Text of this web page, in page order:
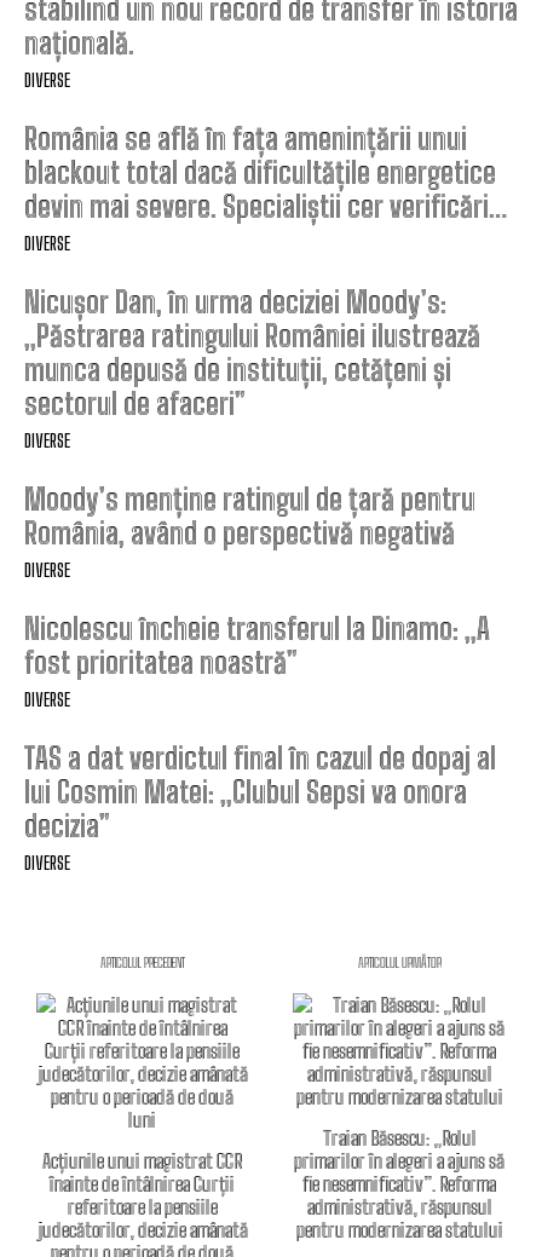
stabilind un nou record de transfer în istoria
națională.
DIVERSE
România se află în fața amenințării unui
blackout total dacă dificultățile energetice
devin mai severe. Specialiștii cer verificări…
DIVERSE
Nicușor Dan, în urma deciziei Moody’s:
„Păstrarea ratingului României ilustrează
munca depusă de instituții, cetățeni și
sectorul de afaceri”
DIVERSE
Moody’s menține ratingul de țară pentru
România, având o perspectivă negativă
DIVERSE
Nicolescu încheie transferul la Dinamo: „A
fost prioritatea noastră”
DIVERSE
TAS a dat verdictul final în cazul de dopaj al
lui Cosmin Matei: „Clubul Sepsi va onora
decizia”
DIVERSE
ARTICOLUL PRECEDENT
Acțiunile unui magistrat CCR
înainte de întâlnirea Curții
referitoare la pensiile
judecătorilor, decizie amânată
ARTICOLUL URMĂTOR
Traian Băsescu: „Rolul
primarilor în alegeri a ajuns să
fie nesemnificativ”. Reforma
administrativă, răspunsul
pentru modernizarea statului